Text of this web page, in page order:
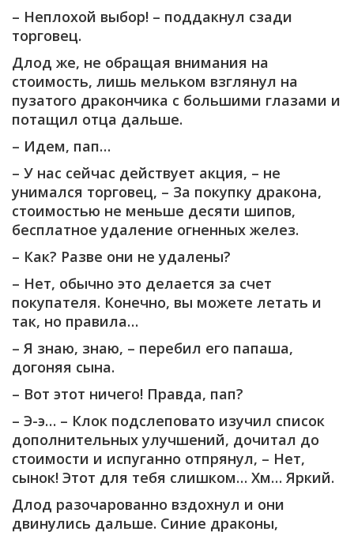
– Неплохой выбор! – поддакнул сзади
торговец.
Длод же, не обращая внимания на
стоимость, лишь мельком взглянул на
пузатого дракончика с большими глазами и
потащил отца дальше.
– Идем, пап…
– У нас сейчас действует акция, – не
унимался торговец, – За покупку дракона,
стоимостью не меньше десяти шипов,
бесплатное удаление огненных желез.
– Как? Разве они не удалены?
– Нет, обычно это делается за счет
покупателя. Конечно, вы можете летать и
так, но правила…
– Я знаю, знаю, – перебил его папаша,
догоняя сына.
– Вот этот ничего! Правда, пап?
– Э-э… – Клок подслеповато изучил список
дополнительных улучшений, дочитал до
стоимости и испуганно отпрянул, – Нет,
сынок! Этот для тебя слишком… Хм… Яркий.
Длод разочарованно вздохнул и они
двинулись дальше. Синие драконы,